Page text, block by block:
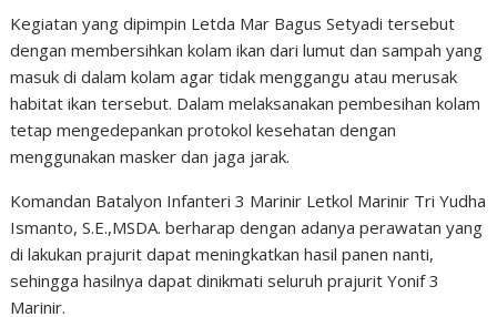
Kegiatan yang dipimpin Letda Mar Bagus Setyadi tersebut
dengan membersihkan kolam ikan dari lumut dan sampah yang
masuk di dalam kolam agar tidak menggangu atau merusak
habitat ikan tersebut. Dalam melaksanakan pembesihan kolam
tetap mengedepankan protokol kesehatan dengan
menggunakan masker dan jaga jarak.
Komandan Batalyon Infanteri 3 Marinir Letkol Marinir Tri Yudha
Ismanto, S.E.,MSDA. berharap dengan adanya perawatan yang
di lakukan prajurit dapat meningkatkan hasil panen nanti,
sehingga hasilnya dapat dinikmati seluruh prajurit Yonif 3
Marinir.